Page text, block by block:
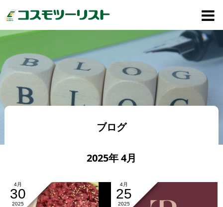
ブログ
2025年 4月
4月
30
2025
4月
25
2025